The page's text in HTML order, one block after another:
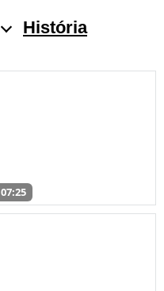
História
07:25